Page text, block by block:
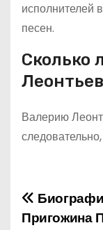
исполнителей
песен.
Сколько
Валерию
Н
Пригожина